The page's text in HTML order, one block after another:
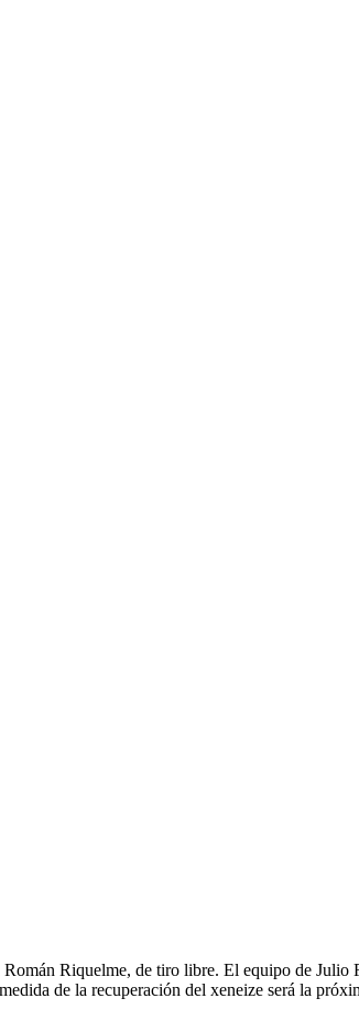
Riquelme, de tiro libre. El equipo de Julio
de la recuperación del xeneize será la